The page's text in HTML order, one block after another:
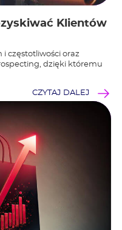
Klientów
i częstotliwości oraz
dzięki któremu
CZYTAJ DALEJ